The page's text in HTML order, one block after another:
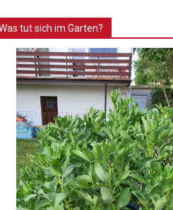
tut sich im Garten?